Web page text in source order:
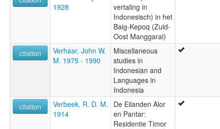
1928
vertaling in
Indonesisch) in het
Baig-Kepoq (Zuid-
Oost Manggarai)
citation
Verhaar, John W.
M. 1975 - 1990
Miscellaneous
studies in
Indonesian and
Languages in
Indonesia
citation
Verbeek, R. D. M.
1914
De Eilanden Alor
en Pantar:
Residentie Timor